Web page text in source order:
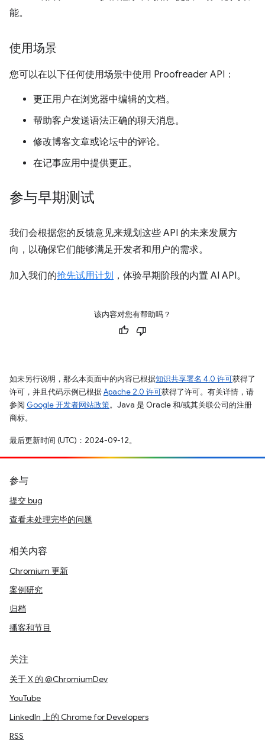
能。
使用场景
您可以在以下任何使用场景中使用 Proofreader API：
更正用户在浏览器中编辑的文档。
帮助客户发送语法正确的聊天消息。
修改博客文章或论坛中的评论。
在记事应用中提供更正。
参与早期测试
我们会根据您的反馈意见来规划这些 API 的未来发展方
向，以确保它们能够满足开发者和用户的需求。
加入我们的抢先试用计划 ，体验早期阶段的内置 AI API。
该内容对您有帮助吗？
如未另行说明，那么本页面中的内容已根据知识共享署名 4.0 许可获得了
许可，并且代码示例已根据Apache 2.0 许可获得了许可。有关详情，请
参阅 Google 开发者网站政策。Java 是 Oracle 和/或其关联公司的注册
商标。
最后更新时间 (UTC)：2024-09-12。
参与
提交 bug
查看未处理完毕的问题
相关内容
Chromium 更新
案例研究
归档
播客和节目
关注
关于 X 的 @ChromiumDev
YouTube
LinkedIn 上的 Chrome for Developers
RSS